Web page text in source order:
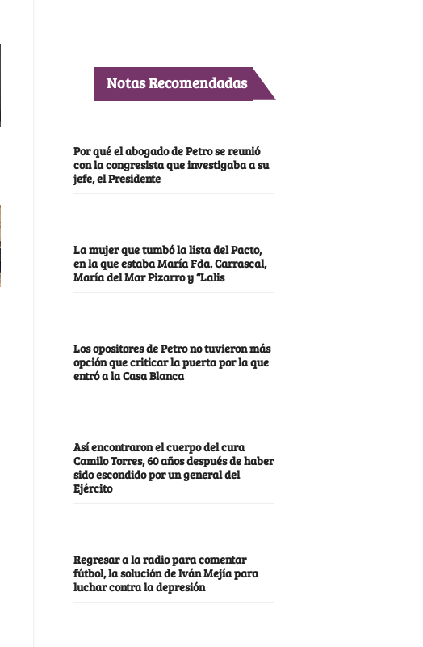
Notas Recomendadas
Por qué el abogado de Petro se reunió
con la congresista que investigaba a su
jefe, el Presidente
La mujer que tumbó la lista del Pacto,
en la que estaba María Fda. Carrascal,
María del Mar Pizarro y “Lalis
Los opositores de Petro no tuvieron más
opción que criticar la puerta por la que
entró a la Casa Blanca
Así encontraron el cuerpo del cura
Camilo Torres, 60 años después de haber
sido escondido por un general del
Ejército
Regresar a la radio para comentar
fútbol, la solución de Iván Mejía para
luchar contra la depresión